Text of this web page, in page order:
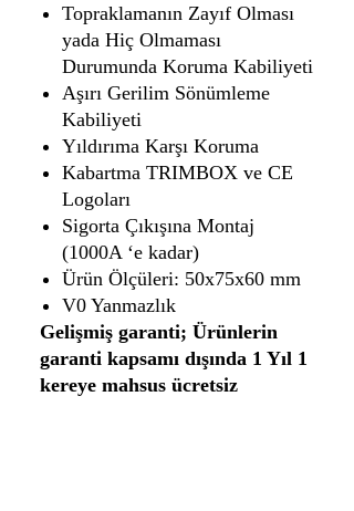
Topraklamanın Zayıf Olması
yada Hiç Olmaması
Durumunda Koruma Kabiliyeti
Aşırı Gerilim Sönümleme
Kabiliyeti
Yıldırıma Karşı Koruma
Kabartma TRIMBOX ve CE
Logoları
Sigorta Çıkışına Montaj
(1000A ‘e kadar)
Ürün Ölçüleri: 50x75x60 mm
V0 Yanmazlık
Gelişmiş garanti; Ürünlerin
garanti kapsamı dışında 1 Yıl 1
kereye mahsus ücretsiz